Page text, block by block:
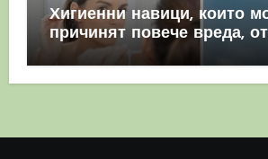
Хигиенни навици, които
причинят повече вреда,
полза